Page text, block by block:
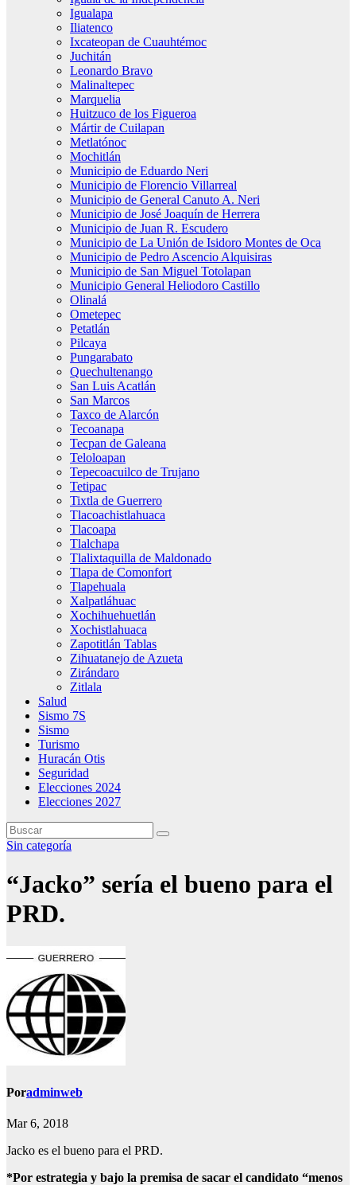
Igualapa
Iliatenco
Ixcateopan de Cuauhtémoc
Juchitán
Leonardo Bravo
Malinaltepec
Marquelia
Huitzuco de los Figueroa
Mártir de Cuilapan
Metlatónoc
Mochitlán
Municipio de Eduardo Neri
Municipio de Florencio Villarreal
Municipio de General Canuto A. Neri
Municipio de José Joaquín de Herrera
Municipio de Juan R. Escudero
Municipio de La Unión de Isidoro Montes de Oca
Municipio de Pedro Ascencio Alquisiras
Municipio de San Miguel Totolapan
Municipio General Heliodoro Castillo
Olinalá
Ometepec
Petatlán
Pilcaya
Pungarabato
Quechultenango
San Luis Acatlán
San Marcos
Taxco de Alarcón
Tecoanapa
Tecpan de Galeana
Teloloapan
Tepecoacuilco de Trujano
Tetipac
Tixtla de Guerrero
Tlacoachistlahuaca
Tlacoapa
Tlalchapa
Tlalixtaquilla de Maldonado
Tlapa de Comonfort
Tlapehuala
Xalpatláhuac
Xochihuehuetlán
Xochistlahuaca
Zapotitlán Tablas
Zihuatanejo de Azueta
Zirándaro
Zitlala
Salud
Sismo 7S
Sismo
Turismo
Huracán Otis
Seguridad
Elecciones 2024
Elecciones 2027
Sin categoría
“Jacko” sería el bueno para el
PRD.
Poradminweb
Mar 6, 2018
Jacko es el bueno para el PRD.
*Por estrategia y bajo la premisa de sacar el candidato “menos